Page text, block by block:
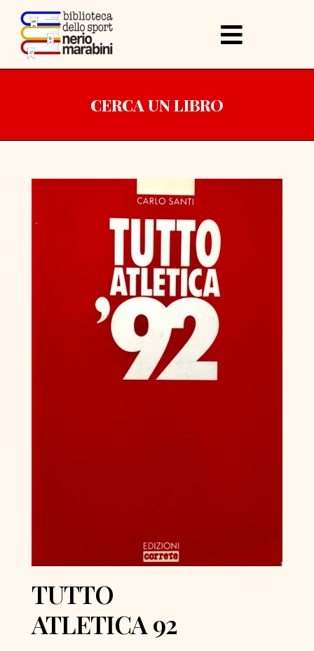
CERCA UN LIBRO
TUTTO
ATLETICA 92